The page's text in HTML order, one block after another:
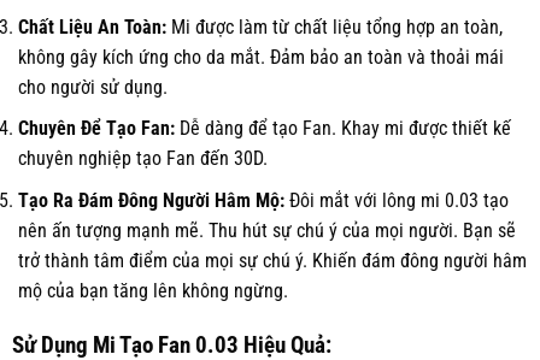
Chất Liệu An Toàn: Mi được làm từ chất liệu tổng hợp an toàn,
không gây kích ứng cho da mắt. Đảm bảo an toàn và thoải mái
cho người sử dụng.
Chuyên Để Tạo Fan: Dễ dàng để tạo Fan. Khay mi được thiết kế
chuyên nghiệp tạo Fan đến 30D.
Tạo Ra Đám Đông Người Hâm Mộ: Đôi mắt với lông mi 0.03 tạo
nên ấn tượng mạnh mẽ. Thu hút sự chú ý của mọi người. Bạn sẽ
trở thành tâm điểm của mọi sự chú ý. Khiến đám đông người hâm
mộ của bạn tăng lên không ngừng.
Sử Dụng Mi Tạo Fan 0.03 Hiệu Quả: